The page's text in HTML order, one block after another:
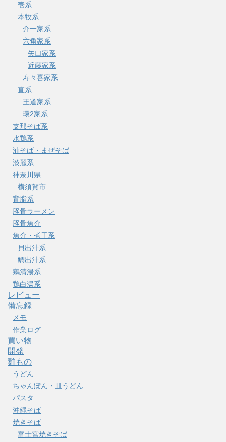
壱系
本牧系
介一家系
六角家系
矢口家系
近藤家系
寿々喜家系
直系
王道家系
環2家系
支那そば系
水鶏系
油そば・まぜそば
淡麗系
神奈川県
横須賀市
背脂系
豚骨ラーメン
豚骨魚介
魚介・煮干系
貝出汁系
鯛出汁系
鶏清湯系
鶏白湯系
レビュー
備忘録
メモ
作業ログ
買い物
開発
麺もの
うどん
ちゃんぽん・皿うどん
パスタ
沖縄そば
焼きそば
富士宮焼きそば